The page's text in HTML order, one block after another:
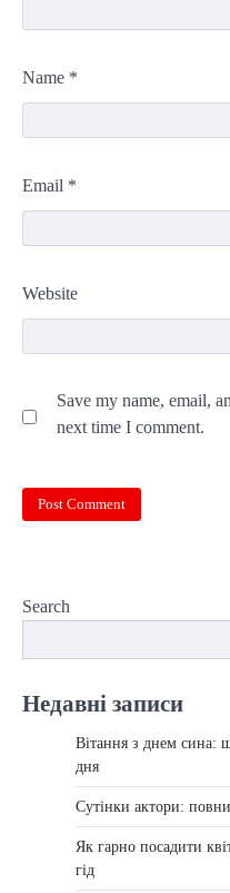
Name *
Email *
Website
Save my name, email,
next time I comment.
Search
Недавні записи
Вітання з днем сина:
дня
Сутінки актори:
Як гарно посадити
гід